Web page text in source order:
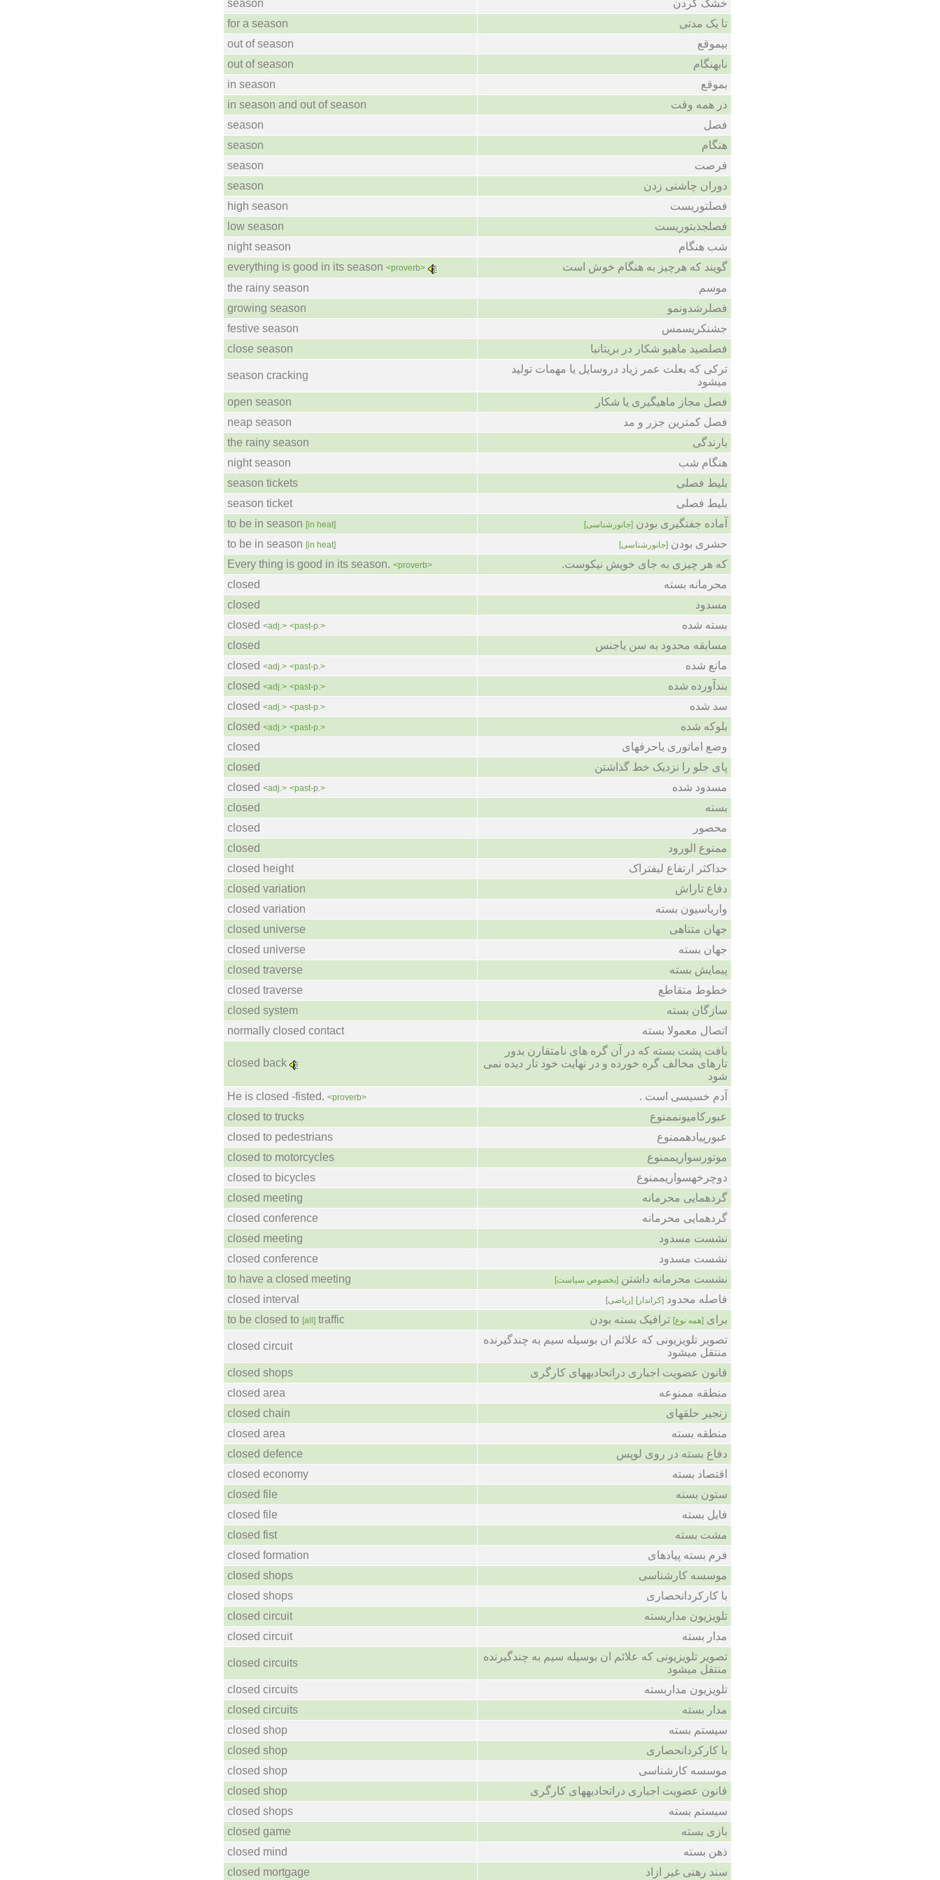
season
خشک کردن
for a season
تا یک مدتی
out of season
بیموقع
out of season
نابهنگام
in season
بموقع
in season and out of season
در همه وقت
season
فصل
season
هنگام
season
فرصت
season
دوران چاشنی زدن
high season
فصلتوریست
low season
فصلجذبتوریست
night season
شب هنگام
everything is good in its season <proverb>
گویند که هرچیز به هنگام خوش است
the rainy season
موسم
growing season
فصلرشدونمو
festive season
جشنکریسمس
close season
فصلصید ماهیو شکار در بریتانیا
season cracking
ترکی که بعلت عمر زیاد دروسایل یا مهمات تولید
میشود
open season
فصل مجاز ماهیگیری یا شکار
neap season
فصل کمترین جزر و مد
the rainy season
بارندگی
night season
هنگام شب
season tickets
بلیط فصلی
season ticket
بلیط فصلی
to be in season [in heat] آماده جفتگیری بودن [جانورشناسی]
to be in season [in heat] حشری بودن [جانورشناسی]
Every thing is good in its season. <proverb>
که هر چیزى به جاى خویش نیکوست.
closed
محرمانه بسته
closed
مسدود
closed <adj.> <past-p.>
بسته شده
closed
مسابقه محدود به سن یاجنس
closed <adj.> <past-p.>
مانع شده
closed <adj.> <past-p.>
بندآورده شده
closed <adj.> <past-p.>
سد شده
closed <adj.> <past-p.>
بلوکه شده
closed
وضع اماتوری یاحرفهای
closed
پای جلو را نزدیک خط گذاشتن
closed <adj.> <past-p.>
مسدود شده
closed
بسته
closed
محصور
closed
ممنوع الورود
closed height
حداکثر ارتفاع لیفتراک
closed variation
دفاع تاراش
closed variation
واریاسیون بسته
closed universe
جهان متناهی
closed universe
جهان بسته
closed traverse
پیمایش بسته
closed traverse
خطوط متقاطع
closed system
سازگان بسته
normally closed contact
اتصال معمولا بسته
closed back
بافت پشت بسته که در آن گره های نامتقارن بدور
تارهای مخالف گره خورده و در نهایت خود تار دیده نمی
شود
He is closed -fisted. <proverb>
آدم خسیسى است .
closed to trucks
عبورکامیونممنوع
closed to pedestrians
عبورپیادهممنوع
closed to motorcycles
موتورسواریممنوع
closed to bicycles
دوچرخهسواریممنوع
closed meeting
گردهمایی محرمانه
closed conference
گردهمایی محرمانه
closed meeting
نشست مسدود
closed conference
نشست مسدود
to have a closed meeting
نشست محرمانه داشتن [بخصوص سیاست]
closed interval فاصله محدود [کراندار] [ریاضی]
to be closed to [all] traffic برای [همه نوع] ترافیک بسته بودن
closed circuit
تصویر تلویزیونی که علائم ان بوسیله سیم به چندگیرنده
منتقل میشود
closed shops
قانون عضویت اجباری دراتحادیههای کارگری
closed area
منطقه ممنوعه
closed chain
زنجیر حلقهای
closed area
منطقه بسته
closed defence
دفاع بسته در روی لوپس
closed economy
اقتصاد بسته
closed file
ستون بسته
closed file
فایل بسته
closed fist
مشت بسته
closed formation
فرم بسته پیادهای
closed shops
موسسه کارشناسی
closed shops
با کارکردانحصاری
closed circuit
تلویزیون مداربسته
closed circuit
مدار بسته
closed circuits
تصویر تلویزیونی که علائم ان بوسیله سیم به چندگیرنده
منتقل میشود
closed circuits
تلویزیون مداربسته
closed circuits
مدار بسته
closed shop
سیستم بسته
closed shop
با کارکردانحصاری
closed shop
موسسه کارشناسی
closed shop
قانون عضویت اجباری دراتحادیههای کارگری
closed shops
سیستم بسته
closed game
بازی بسته
closed mind
ذهن بسته
closed mortgage
سند رهنی غیر ازاد